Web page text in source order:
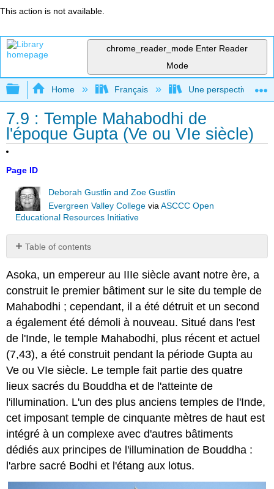
This action is not available.
chrome_reader_mode Enter Reader
Mode
Expand/collapse global hierarchy
Home Français Une perspective
7.9 : Temple Mahabodhi de
l'époque Gupta (Ve ou VIe siècle)
Page ID
Deborah Gustlin and Zoe Gustlin
Evergreen Valley College viaASCCC Open
Educational Resources Initiative
Table of contents
No
Asoka, un empereur au IIIe siècle avant notre ère, a
construit le premier bâtiment sur le site du temple de
Mahabodhi ; cependant, il a été détruit et un second
a également été démoli à nouveau. Situé dans l'est
de l'Inde, le temple Mahabodhi, plus récent et actuel
(7,43), a été construit pendant la période Gupta au
Ve ou VIe siècle. Le temple fait partie des quatre
lieux sacrés du Bouddha et de l'atteinte de
l'illumination. L'un des plus anciens temples de l'Inde,
cet imposant temple de cinquante mètres de haut est
intégré à un complexe avec d'autres bâtiments
dédiés aux principes de l'illumination de Bouddha :
l'arbre sacré Bodhi et l'étang aux lotus.